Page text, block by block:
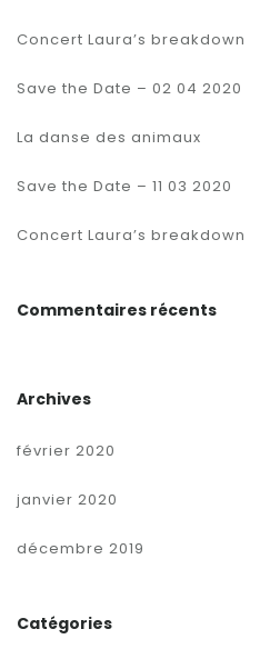
Concert Laura’s breakdown
Save the Date – 02 04 2020
La danse des animaux
Save the Date – 11 03 2020
Concert Laura’s breakdown
Commentaires récents
Archives
février 2020
janvier 2020
décembre 2019
Catégories